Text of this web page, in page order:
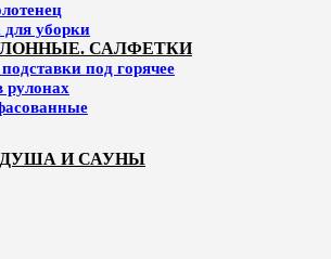
уборки
САЛФЕТКИ
под горячее
рулонах
И САУНЫ